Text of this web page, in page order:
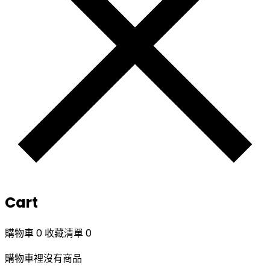
Cart
購物車0 收藏清單0
購物車裡沒有商品